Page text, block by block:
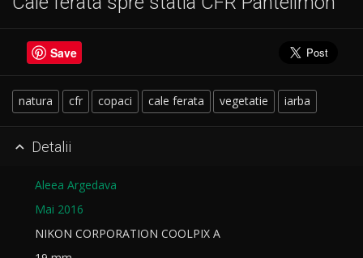
Save
natura cfr copaci cale ferata vegetatie iarba
 Detalii
Aleea Argedava
Mai 2016
NIKON CORPORATION COOLPIX A